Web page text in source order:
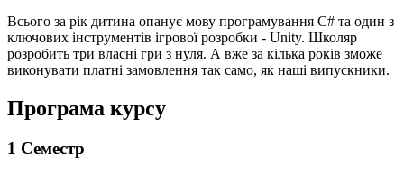
Всього за рік дитина опанує мову програмування C# та один з
ключових інструментів ігрової розробки - Unity. Школяр
розробить три власні гри з нуля. А вже за кілька років зможе
виконувати платні замовлення так само, як наші випускники.
Програма курсу
1 Семестр